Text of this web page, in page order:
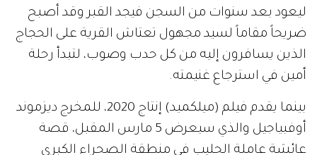
ليعود بعد سنوات من السجن فيجد القبر وقد أصبح
ضريحاً مقاماً لسيد مجهول تعتاش القرية على الحجاج
الذين يسافرون إليه من كل حدب وصوب، لتبدأ رحلة
أمين في استرجاع غنيمته.
بينما يقدم فيلم (ميلكميد) إنتاج 2020، للمخرج ديزموند
أوفبياجيل والذي سيعرض 5 مارس المقبل، قصة
عائشة عاملة الحليب في منطقة الصحراء الكبرى